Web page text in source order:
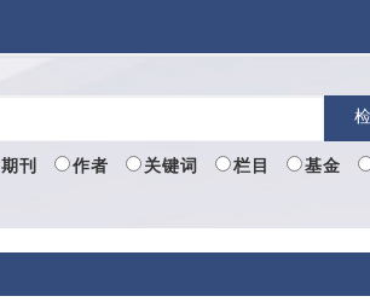
期刊 作者 关键词 栏目 基金